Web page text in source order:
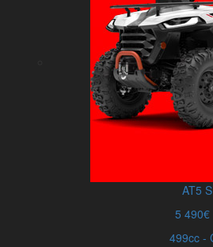
AT5 S
5 490€
499cc -